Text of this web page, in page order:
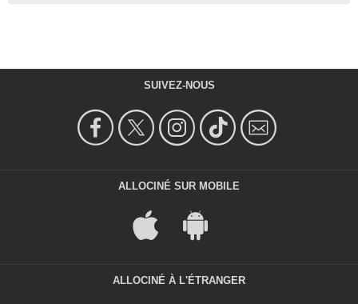
SUIVEZ-NOUS
ALLOCINÉ SUR MOBILE
ALLOCINÉ À L'ÉTRANGER